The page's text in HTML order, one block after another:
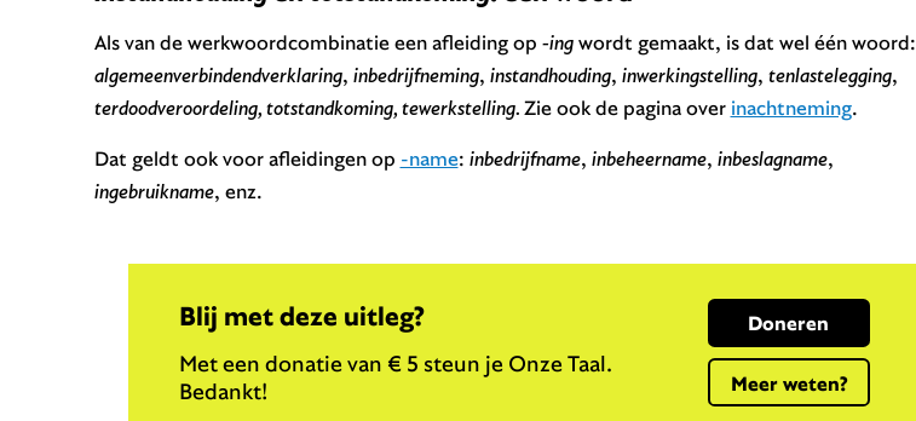
Als van de werkwoordcombinatie een afleiding op -ingwordt gemaakt, is dat wel één woord:
algemeenverbindendverklaring, inbedrijfneming, instandhouding, inwerkingstelling, tenlastelegging,
terdoodveroordeling, totstandkoming, tewerkstelling.Zie ook de pagina over inachtneming.
Dat geldt ook voor afleidingen op -name: inbedrijfname, inbeheername, inbeslagname,
ingebruikname, enz.
Blij met deze uitleg?
Met een donatie van € 5 steun je Onze Taal.
Bedankt!
Doneren
Meer weten?